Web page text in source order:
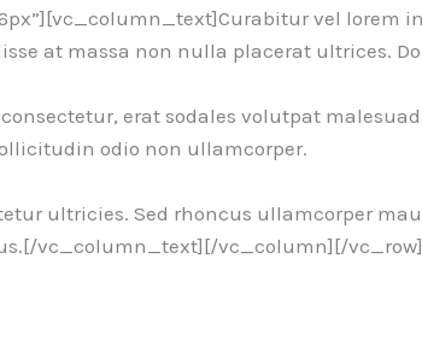
vel lorem
at massa non nulla placerat ultrices.
erat sodales volutpat
odio non ullamcorper.
ultricies. Sed rhoncus ullamcorper
vc_column_text][/vc_column][/vc_row]